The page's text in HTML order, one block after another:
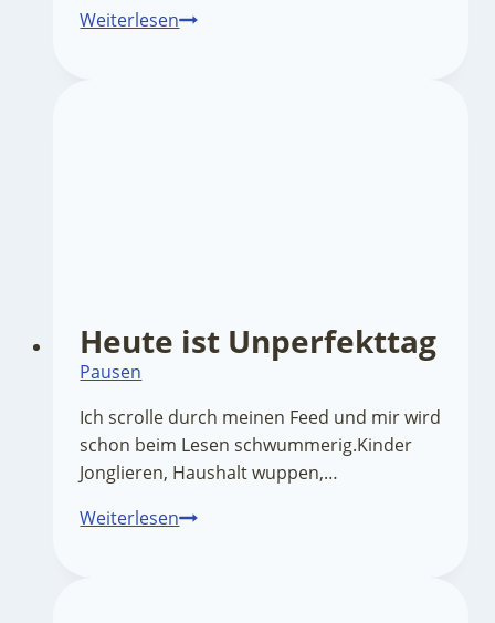
WeiterlesenKeine
Heute ist Unperfekttag
Pausen
Ich scrolle durch meinen Feed und mir wird
schon beim Lesen schwummerig.Kinder
Jonglieren, Haushalt wuppen,…
WeiterlesenHeute